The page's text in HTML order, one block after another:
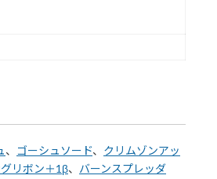
、 ゴーシュソード、 クリムゾンアッ
リボン＋1β、 バーンスプレッダ